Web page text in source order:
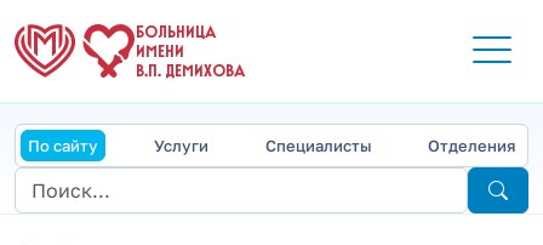
БОЛЬНИЦА
ИМЕНИ
В.П. ДЕМИХОВА
По сайту Услуги Специалисты Отделения